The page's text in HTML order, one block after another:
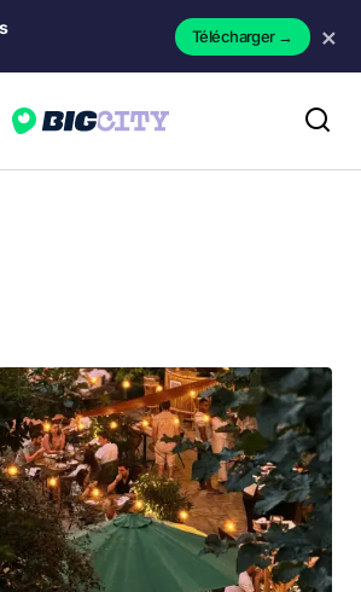
Télécharger→ ×